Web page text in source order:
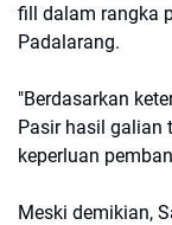
fill dalam rangka
Padalarang.
"Berdasarkan
Pasir hasil galian
keperluan
Meski demikian,